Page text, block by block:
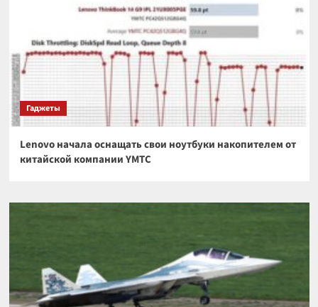
Гаджеты
Lenovo начала оснащать свои ноутбуки накопителем от
китайской компании YMTC